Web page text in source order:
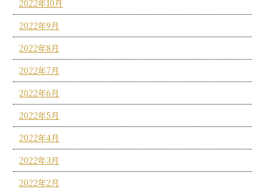
2022年10月
2022年9月
2022年8月
2022年7月
2022年6月
2022年5月
2022年4月
2022年3月
2022年2月